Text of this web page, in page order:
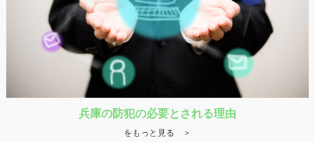
兵庫の防犯の必要とされる理由
をもっと見る ＞